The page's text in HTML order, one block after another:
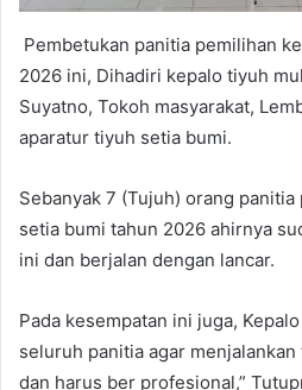
Pembetukan panitia pemilihan
2026 ini, Dihadiri kepalo tiyuh
Suyatno, Tokoh masyarakat,
aparatur tiyuh setia bumi.
Sebanyak 7 (Tujuh) orang
setia bumi tahun 2026 ahirnya
ini dan berjalan dengan lancar.
Pada kesempatan ini juga,
seluruh panitia agar
dan harus ber profesional,”